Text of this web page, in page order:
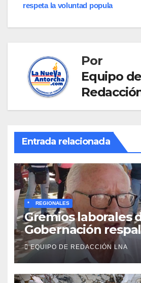
respeta la voluntad popula
Por
Equipo de
Entrada relacionada
* REGIONALES
Gremios laborales
Gobernación
propuesta de Bono
Recreativo de 100
para jubilados,
activos
EQUIPO DE REDACCIÓN LNA